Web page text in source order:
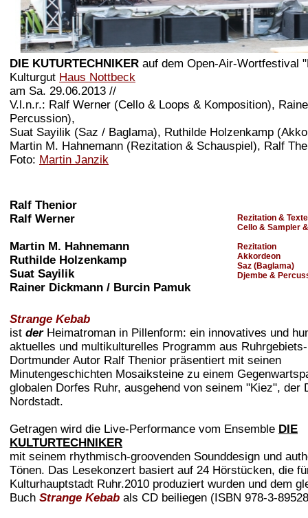
DIE KUTURTECHNIKER auf dem Open-Air-Wortfestival
Kulturgut Haus Nottbeck
am Sa. 29.06.2013 //
V.l.n.r.: Ralf Werner (Cello & Loops & Komposition),
Percussion),
Suat Sayilik (Saz / Baglama), Ruthilde Holzenkamp
Martin M. Hahnemann (Rezitation & Schauspiel), Ralf
Foto: Martin Janzik
Ralf Thenior
Ralf Werner
Martin M. Hahnemann
Ruthilde Holzenkamp
Suat Sayilik
Rainer Dickmann / Burcin Pamuk
Rezitation & Texte
Cello & Sampler
Rezitation
Akkordeon
Saz (Baglama)
Djembe &
Strange Kebab
ist derHeimatroman in Pillenform: ein innovatives und
aktuelles und multikulturelles Programm aus
Dortmunder Autor Ralf Thenior präsentiert mit seinen
Minutengeschichten Mosaiksteine zu einem
globalen Dorfes Ruhr, ausgehend von seinem "Kiez", der
Nordstadt.
Getragen wird die Live-Performance vom Ensemble DIE
KULTURTECHNIKER
mit seinem rhythmisch-groovenden Sounddesign und
Tönen. Das Lesekonzert basiert auf 24 Hörstücken, die
Kulturhauptstadt Ruhr.2010 produziert wurden und dem
Buch Strange Kebab als CD beiliegen (ISBN 978-3-